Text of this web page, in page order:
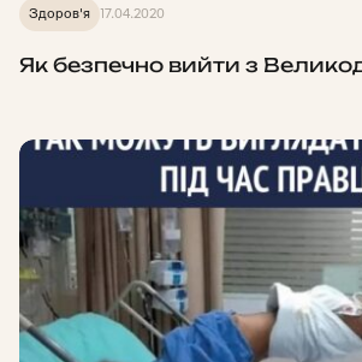
Здоров'я 17.04.2020
Як безпечно вийти з